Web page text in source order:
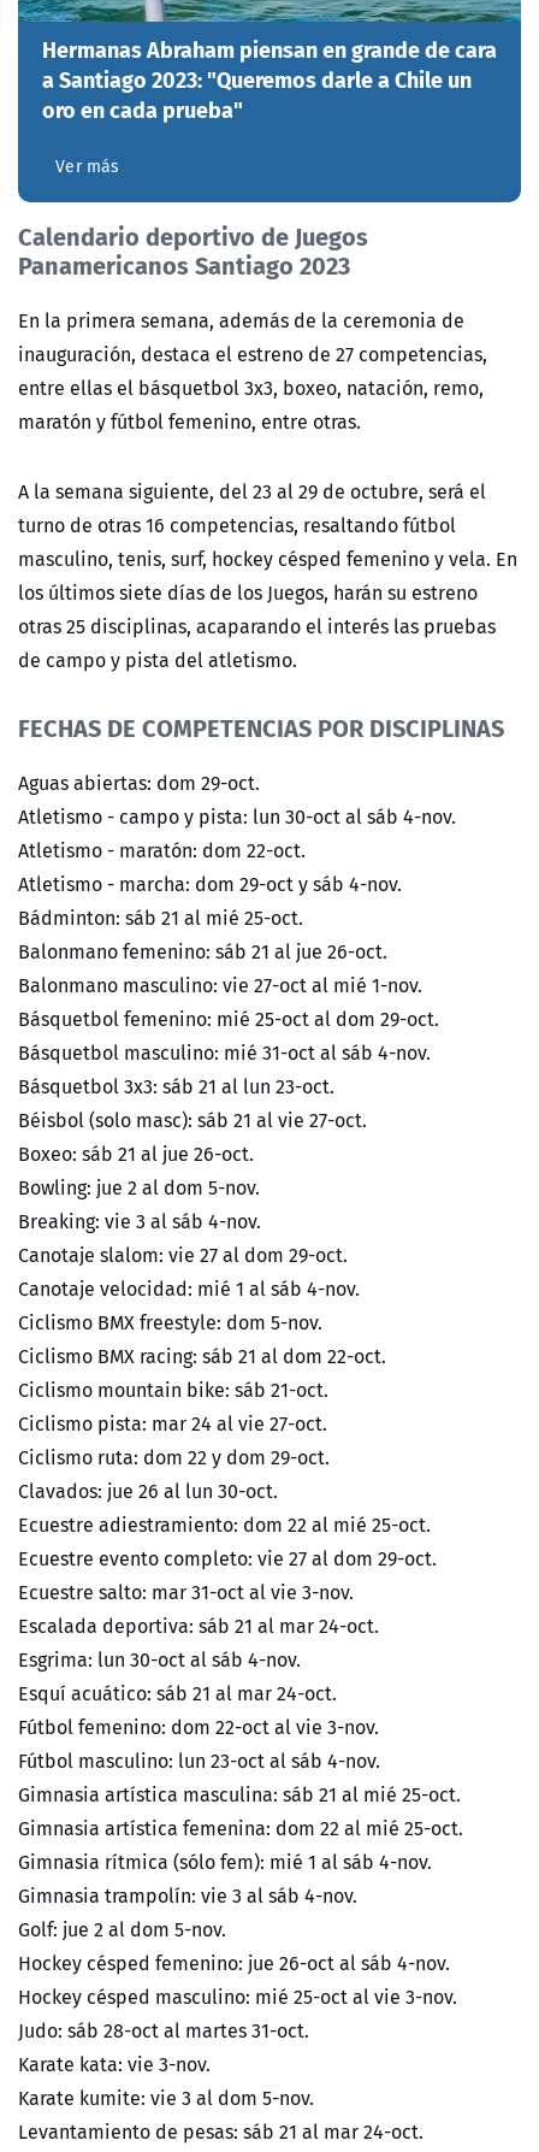
Hermanas Abraham piensan en grande de cara
a Santiago 2023: "Queremos darle a Chile un
oro en cada prueba"
Ver más
Calendario deportivo de Juegos
Panamericanos Santiago 2023
En la primera semana, además de la ceremonia de
inauguración, destaca el estreno de 27 competencias,
entre ellas el básquetbol 3x3, boxeo, natación, remo,
maratón y fútbol femenino, entre otras.
A la semana siguiente, del 23 al 29 de octubre, será el
turno de otras 16 competencias, resaltando fútbol
masculino, tenis, surf, hockey césped femenino y vela. En
los últimos siete días de los Juegos, harán su estreno
otras 25 disciplinas, acaparando el interés las pruebas
de campo y pista del atletismo.
FECHAS DE COMPETENCIAS POR DISCIPLINAS
Aguas abiertas: dom 29-oct.
Atletismo - campo y pista: lun 30-oct al sáb 4-nov.
Atletismo - maratón: dom 22-oct.
Atletismo - marcha: dom 29-oct y sáb 4-nov.
Bádminton: sáb 21 al mié 25-oct.
Balonmano femenino: sáb 21 al jue 26-oct.
Balonmano masculino: vie 27-oct al mié 1-nov.
Básquetbol femenino: mié 25-oct al dom 29-oct.
Básquetbol masculino: mié 31-oct al sáb 4-nov.
Básquetbol 3x3: sáb 21 al lun 23-oct.
Béisbol (solo masc): sáb 21 al vie 27-oct.
Boxeo: sáb 21 al jue 26-oct.
Bowling: jue 2 al dom 5-nov.
Breaking: vie 3 al sáb 4-nov.
Canotaje slalom: vie 27 al dom 29-oct.
Canotaje velocidad: mié 1 al sáb 4-nov.
Ciclismo BMX freestyle: dom 5-nov.
Ciclismo BMX racing: sáb 21 al dom 22-oct.
Ciclismo mountain bike: sáb 21-oct.
Ciclismo pista: mar 24 al vie 27-oct.
Ciclismo ruta: dom 22 y dom 29-oct.
Clavados: jue 26 al lun 30-oct.
Ecuestre adiestramiento: dom 22 al mié 25-oct.
Ecuestre evento completo: vie 27 al dom 29-oct.
Ecuestre salto: mar 31-oct al vie 3-nov.
Escalada deportiva: sáb 21 al mar 24-oct.
Esgrima: lun 30-oct al sáb 4-nov.
Esquí acuático: sáb 21 al mar 24-oct.
Fútbol femenino: dom 22-oct al vie 3-nov.
Fútbol masculino: lun 23-oct al sáb 4-nov.
Gimnasia artística masculina: sáb 21 al mié 25-oct.
Gimnasia artística femenina: dom 22 al mié 25-oct.
Gimnasia rítmica (sólo fem): mié 1 al sáb 4-nov.
Gimnasia trampolín: vie 3 al sáb 4-nov.
Golf: jue 2 al dom 5-nov.
Hockey césped femenino: jue 26-oct al sáb 4-nov.
Hockey césped masculino: mié 25-oct al vie 3-nov.
Judo: sáb 28-oct al martes 31-oct.
Karate kata: vie 3-nov.
Karate kumite: vie 3 al dom 5-nov.
Levantamiento de pesas: sáb 21 al mar 24-oct.